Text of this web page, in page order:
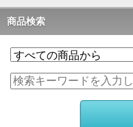
商品検索